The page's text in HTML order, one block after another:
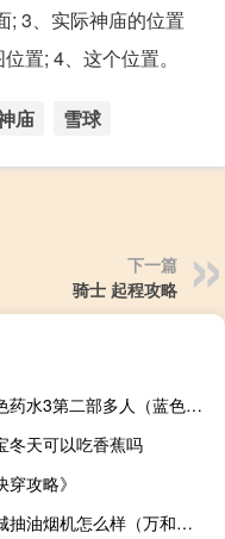
; 3、实际神庙的位置
置; 4、这个位置。
庙 雪球
下一篇
骑士 起程攻略
蓝色药水3第二部多人（蓝色药水3第二部）
冬天可以吃香蕉吗
穿攻略》
长城抽油烟机怎么样（万和抽油烟机怎么样）